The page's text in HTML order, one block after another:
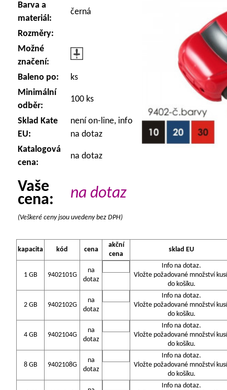
Barva a
materiál:
černá
Rozměry:
Možné
značení:
Baleno po:
ks
Minimální
odběr:
100 ks
Sklad Kate
EU:
není on-line, info
na dotaz
Katalogová
cena:
na dotaz
Vaše
cena:
na dotaz
(Veškeré ceny jsou uvedeny bez DPH)
kapacita kód cena
akční
cena
sklad EU
1 GB 9402101G
na
dotaz
Info na dotaz.
Vložte požadované množství
do košíku.
2 GB 9402102G
na
dotaz
Info na dotaz.
Vložte požadované množství
do košíku.
4 GB 9402104G
na
dotaz
Info na dotaz.
Vložte požadované množství
do košíku.
8 GB 9402108G
na
dotaz
Info na dotaz.
Vložte požadované množství
do košíku.
Info na dotaz.